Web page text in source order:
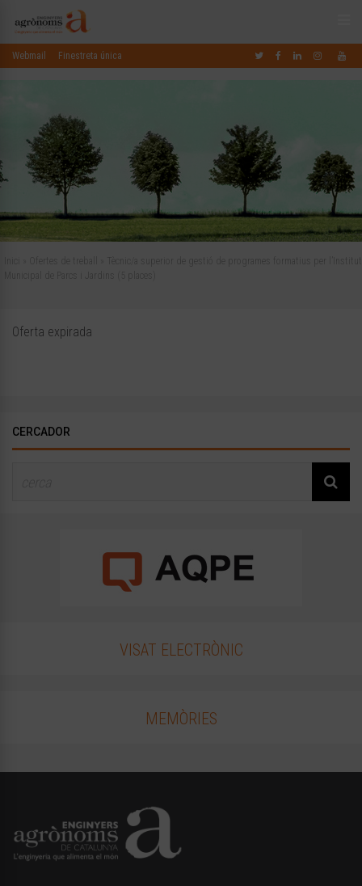
Webmail Finestreta única
Oferta expirada
CERCADOR
VISAT ELECTRÒNIC
MEMÒRIES